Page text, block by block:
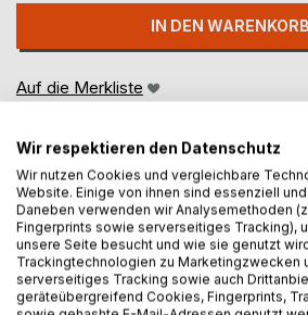
IN DEN WARENKORB
Auf die Merkliste
BESCHREIBUNG
Wir respektieren den Datenschutz
Wir nutzen Cookies und vergleichbare
Website. Einige von ihnen sind essenziell
Daneben verwenden wir Analysemethoden
Fingerprints sowie serverseitiges Tracking),
unsere Seite besucht und wie sie genutzt
Trackingtechnologien zu Marketingzwecken
serverseitiges Tracking sowie auch
geräteübergreifend Cookies, Fingerprints,